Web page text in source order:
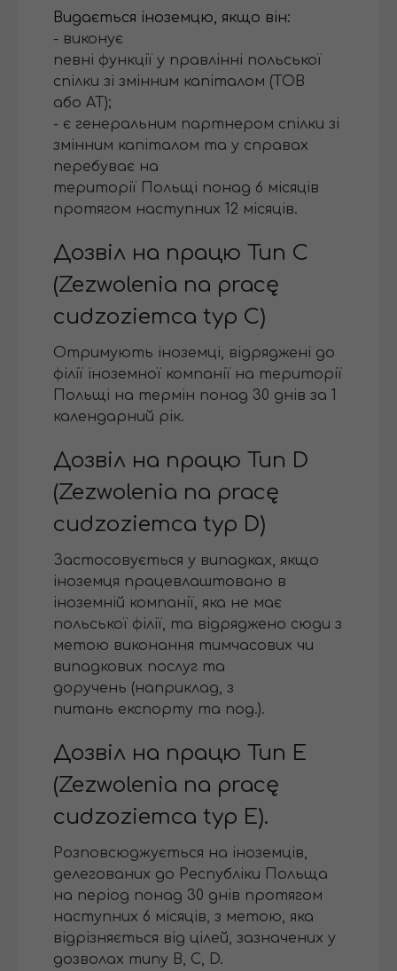
Видається іноземцю, якщо він:
- виконує
певні функції у правлінні польської
спілки зі змінним капіталом (ТОВ
або АТ);
- є генеральним партнером спілки зі
змінним капіталом та у справах
перебуває на
території Польщі понад 6 місяців
протягом наступних 12 місяців.
Дозвіл на працю Тип С
(Zezwolenia na pracę
cudzoziemca typ С)
Отримують іноземці, відряджені до
філії іноземної компанії на території
Польщі на термін понад 30 днів за 1
календарний рік.
Дозвіл на працю Тип D
(Zezwolenia na pracę
cudzoziemca typ D)
Застосовується у випадках, якщо
іноземця працевлаштовано в
іноземній компанії, яка не має
польської філії, та відряджено сюди з
метою виконання тимчасових чи
випадкових послуг та
доручень (наприклад, з
питань експорту та под.).
Дозвіл на працю Тип Е
(Zezwolenia na pracę
cudzoziemca typ Е).
Розповсюджується на іноземців,
делегованих до Республіки Польща
на період понад 30 днів протягом
наступних 6 місяців, з метою, яка
відрізняється від цілей, зазначених у
дозволах типу B, C, D.